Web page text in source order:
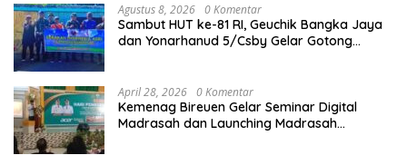
Agustus 8, 2026 0 Komentar
Sambut HUT ke-81 RI, Geuchik Bangka Jaya
dan Yonarhanud 5/Csby Gelar Gotong
April 28, 2026 0 Komentar
Kemenag Bireuen Gelar Seminar Digital
Madrasah dan Launching Madrasah